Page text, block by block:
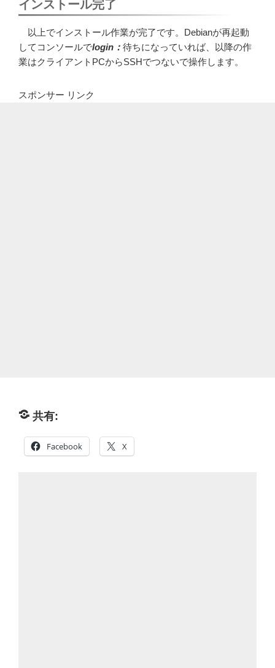
インストール完了
以上でインストール作業が完了です。Debianが再起動
してコンソールでlogin： 待ちになっていれば、以降の作
業はクライアントPCからSSHでつないで操作します。
スポンサー リンク
共有:
Facebook X